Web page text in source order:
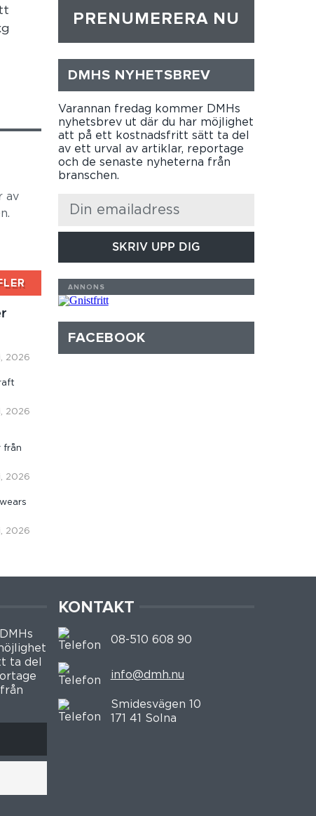
av
2026
2026
från
2026
2026
PRENUMERERA NU
DMHS NYHETSBREV
Varannan fredag kommer DMHs
nyhetsbrev ut där du har möjlighet
att på ett kostnadsfritt sätt ta del
av ett urval av artiklar, reportage
och de senaste nyheterna från
branschen.
SKRIV UPP DIG
FACEBOOK
ta del
KONTAKT
08-510 608 90
info@dmh.nu
Smidesvägen 10
171 41 Solna